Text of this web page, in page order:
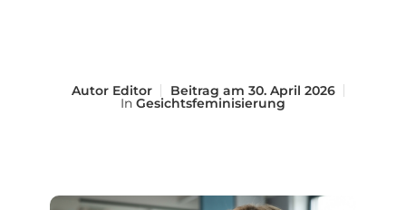
AutorEditor Beitrag am 30. April 2026
In Gesichtsfeminisierung